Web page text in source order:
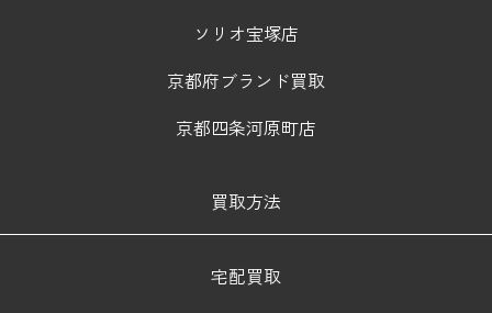
ソリオ宝塚店
京都府ブランド買取
京都四条河原町店
買取方法
宅配買取